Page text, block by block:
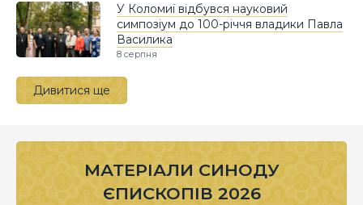
У Коломиї відбувся науковий
симпозіум до 100-річчя владики Павла
Василика
8 серпня
Дивитися ще
МАТЕРІАЛИ СИНОДУ
ЄПИСКОПІВ 2026